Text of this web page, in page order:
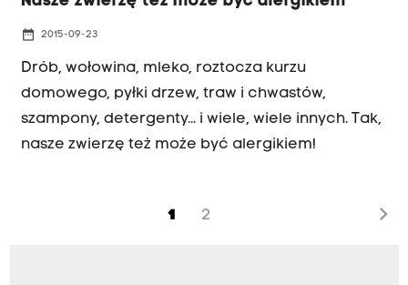
date_range 2015-09-23
Drób, wołowina, mleko, roztocza kurzu
domowego, pyłki drzew, traw i chwastów,
szampony, detergenty... i wiele, wiele innych. Tak,
nasze zwierzę też może być alergikiem!
1 2 chevron_right